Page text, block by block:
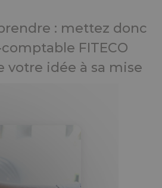
: mettez donc
FITECO
votre idée à sa mise